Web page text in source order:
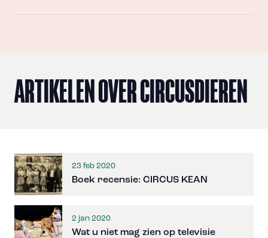
ARTIKELEN OVER CIRCUSDIEREN
23 feb 2020
Boek recensie: CIRCUS KEAN
2 jan 2020
Wat u niet mag zien op televisie